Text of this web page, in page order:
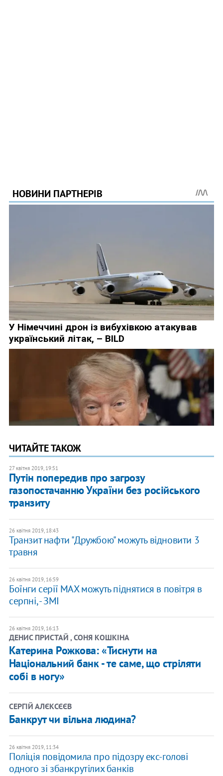
ЧИТАЙТЕ ТАКОЖ
27 квітня 2019, 19:51
Путін попередив про загрозу
газопостачанню України без російського
транзиту
26 квітня 2019, 18:43
Транзит нафти "Дружбою" можуть відновити 3
травня
26 квітня 2019, 16:59
Боїнги серії МАХ можуть піднятися в повітря в
серпні, - ЗМІ
26 квітня 2019, 16:13
ДЕНИС ПРИСТАЙ , СОНЯ КОШКІНА
Катерина Рожкова: «Тиснути на
Національний банк - те саме, що стріляти
собі в ногу»
СЕРГІЙ АЛЄКСЄЄВ
Банкрут чи вільна людина?
26 квітня 2019, 11:34
Поліція повідомила про підозру екс-голові
одного зі збанкрутілих банків